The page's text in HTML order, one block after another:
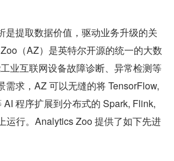
是提取数据价值，驱动业务升级的关
（AZ）是英特尔开源的统一的大数
业互联网设备故障诊断、异常检测等
需求，AZ 可以无缝的将 TensorFlow,
AI 程序扩展到分布式的 Spark, Flink,
运行。Analytics Zoo 提供了如下先进